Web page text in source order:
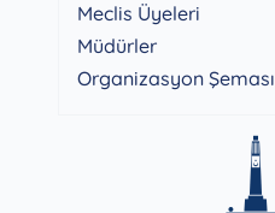
Meclis Üyeleri
Müdürler
Organizasyon Şeması